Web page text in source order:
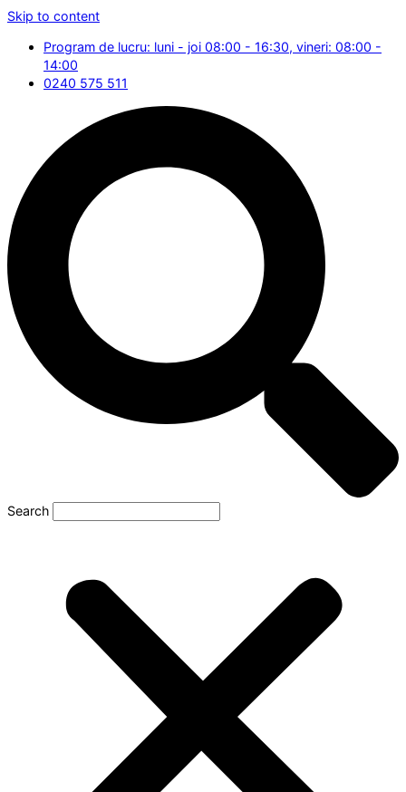
Skip to content
Program de lucru: luni - joi 08:00 - 16:30, vineri: 08:00 -
14:00
0240 575 511
Search